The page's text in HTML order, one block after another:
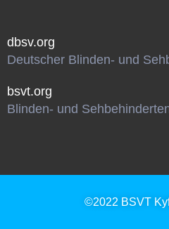
dbsv.org
Deutscher Blinden- und
bsvt.org
Blinden- und
©2022 BSVT